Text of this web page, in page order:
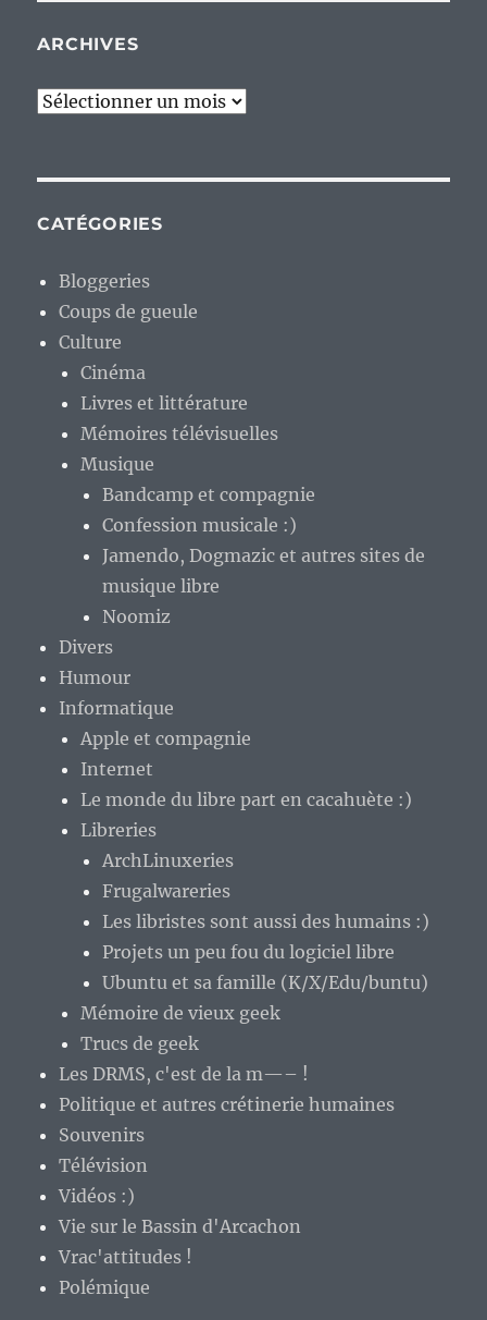
ARCHIVES
Archives
CATÉGORIES
Bloggeries
Coups de gueule
Culture
Cinéma
Livres et littérature
Mémoires télévisuelles
Musique
Bandcamp et compagnie
Confession musicale :)
Jamendo, Dogmazic et autres sites de
musique libre
Noomiz
Divers
Humour
Informatique
Apple et compagnie
Internet
Le monde du libre part en cacahuète :)
Libreries
ArchLinuxeries
Frugalwareries
Les libristes sont aussi des humains :)
Projets un peu fou du logiciel libre
Ubuntu et sa famille (K/X/Edu/buntu)
Mémoire de vieux geek
Trucs de geek
Les DRMS, c'est de la m—– !
Politique et autres crétinerie humaines
Souvenirs
Télévision
Vidéos :)
Vie sur le Bassin d'Arcachon
Vrac'attitudes !
Polémique